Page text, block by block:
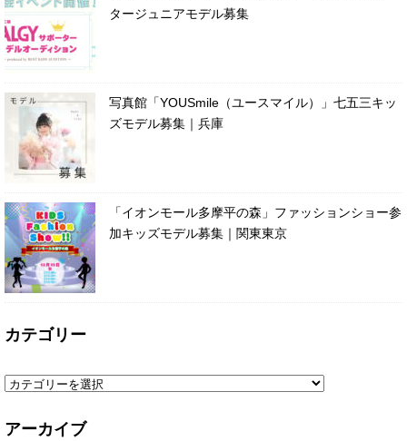
タージュニアモデル募集
写真館「YOUSmile（ユースマイル）」七五三キッ
ズモデル募集｜兵庫
「イオンモール多摩平の森」ファッションショー参
加キッズモデル募集｜関東東京
カテゴリー
アーカイブ